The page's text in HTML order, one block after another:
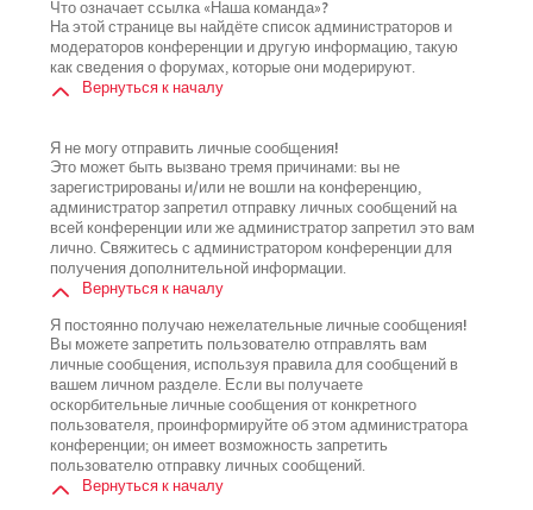
Что означает ссылка «Наша команда»?
На этой странице вы найдёте список администраторов и
модераторов конференции и другую информацию, такую
как сведения о форумах, которые они модерируют.
Вернуться к началу
Я не могу отправить личные сообщения!
Это может быть вызвано тремя причинами: вы не
зарегистрированы и/или не вошли на конференцию,
администратор запретил отправку личных сообщений на
всей конференции или же администратор запретил это вам
лично. Свяжитесь с администратором конференции для
получения дополнительной информации.
Вернуться к началу
Я постоянно получаю нежелательные личные сообщения!
Вы можете запретить пользователю отправлять вам
личные сообщения, используя правила для сообщений в
вашем личном разделе. Если вы получаете
оскорбительные личные сообщения от конкретного
пользователя, проинформируйте об этом администратора
конференции; он имеет возможность запретить
пользователю отправку личных сообщений.
Вернуться к началу